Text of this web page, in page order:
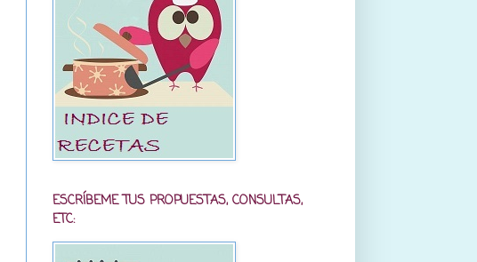
ESCRÍBEME TUS PROPUESTAS, CONSULTAS,
ETC: